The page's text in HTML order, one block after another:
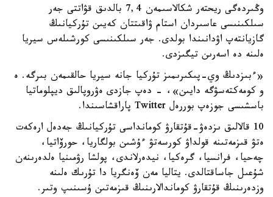
وڭىردەگى ريحتەر شكالاسىمەن 7,4 بالدىق قۋاتتى جەر
سىلكىنىسى عاسىردان استام ۋاقىتتان كەيىن تۇركيانىڭ
گازيانتەپ اۋدانىندا بولدى. جەر سىلكىنىسى كورشىلەس سيريا
ەلىنە دە اسەرىن تيگىزدى.
«ءبىزدىڭ وي-پىكىرىمىز تۇركيا جانە سيريا حالقىمەن بىرگە. ە
و كومەكتەسۋگە دايىن»، - دەپ جازدى ەۋروپالىق ديپلوماتيا
باسشىسى جوزەپ بوررەل Twitter پاراقشاسىندا.
10 قالالىق ىزدەۋ-قۇتقارۋ كومانداسى تۇركيانىڭ جەدەل ارەكەت
ەتۋ قىزمەتىنە قولداۋ كورسەتۋ ءۇشىن بولگاريا، حورۆاتيا،
چەحيا، فرانسيا، گرەكيا، نيدەرلاندى، پولشا رۋمىنيا ەلدەرىنەن
شۇعىل جاساقتالدى. يتاليا مەن ۆەنگريا دا تۇرىك ەلىنە
وزدەرىنىڭ قۇتقارۋ كوماندالارىنىڭ قىزمەتىن ۇسىنىپ وتىر.